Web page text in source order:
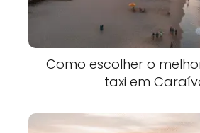
Como escolher o
taxi em